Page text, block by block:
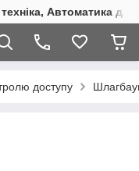
Автоматика
доступу